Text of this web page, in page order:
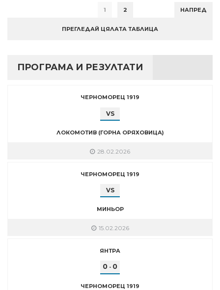
1 2 НАПРЕД
ПРЕГЛЕДАЙ ЦЯЛАТА ТАБЛИЦА
ПРОГРАМА И РЕЗУЛТАТИ
ЧЕРНОМОРЕЦ 1919
VS
ЛОКОМОТИВ (ГОРНА ОРЯХОВИЦА)
28.02.2026
ЧЕРНОМОРЕЦ 1919
VS
МИНЬОР
15.02.2026
ЯНТРА
0 - 0
ЧЕРНОМОРЕЦ 1919